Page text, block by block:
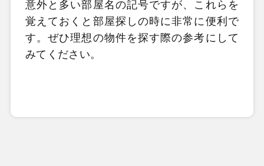
意外と多い部屋名の記号ですが、これらを
覚えておくと部屋探しの時に非常に便利で
す。ぜひ理想の物件を探す際の参考にして
みてください。